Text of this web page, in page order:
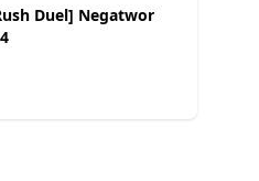
Duel] Negatwor